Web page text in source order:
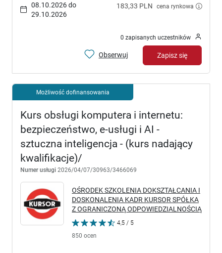
183,33 PLN cena rynkowa
08.10.2026 do
29.10.2026
0 zapisanych uczestników
Obserwuj Zapisz się
Możliwość dofinansowania
Kurs obsługi komputera i internetu:
bezpieczeństwo, e-usługi i AI -
sztuczna inteligencja - (kurs nadający
kwalifikacje)/
Numer usługi 2026/04/07/30963/3466069
OŚRODEK SZKOLENIA DOKSZTAŁCANIA I
DOSKONALENIA KADR KURSOR SPÓŁKA
Z OGRANICZONĄ ODPOWIEDZIALNOŚCIĄ
4,5 / 5
850 ocen